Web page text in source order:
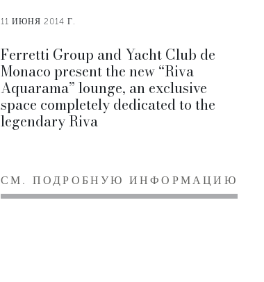
11 ИЮНЯ 2014 Г.
Ferretti Group and Yacht Club de
Monaco present the new “Riva
Aquarama” lounge, an exclusive
space completely dedicated to the
legendary Riva
СМ. ПОДРОБНУЮ ИНФОРМАЦИЮ